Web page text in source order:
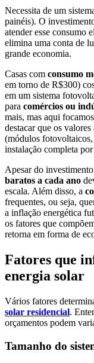
Necessita de um
painéis). O
atender esse consumo
elimina uma conta de
grande economia.
Casas com consumo
em torno de R$300)
em um sistema
para comércios ou
mais, mas aqui
destacar que os
(módulos fotovoltaicos,
instalação completa
Apesar do
baratos a cada ano
escala. Além disso, a
frequentes, ou seja,
a inflação energética
os fatores que
retorna em forma de
Fatores que
energia solar
Vários fatores
solar residencial.
orçamentos podem
Tamanho do